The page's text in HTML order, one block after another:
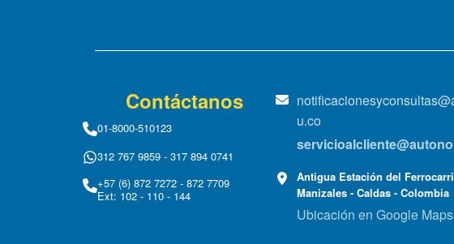
Contáctanos
01-8000-510123
312 767 9859 - 317 894 0741
+57 (6) 872 7272 - 872 7709
Ext: 102 - 110 - 144
u.co
Antigua Estación del
Manizales - Caldas - Colombia
Ubicación en Google Maps